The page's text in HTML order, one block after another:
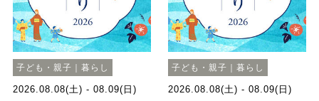
子ども・親子｜暮らし
2026.08.08(土) - 08.09(日)
子ども・親子｜暮らし
2026.08.08(土) - 08.09(日)